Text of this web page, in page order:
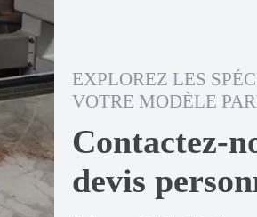
EXPLOREZ LES
VOTRE MODÈLE
Contactez-
devis